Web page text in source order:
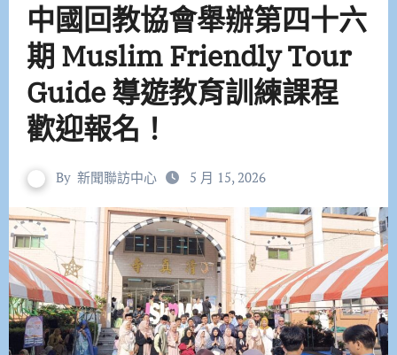
中國回教協會舉辦第四十六
期 Muslim Friendly Tour
Guide 導遊教育訓練課程
歡迎報名！
By 新聞聯訪中心 5 月 15, 2026